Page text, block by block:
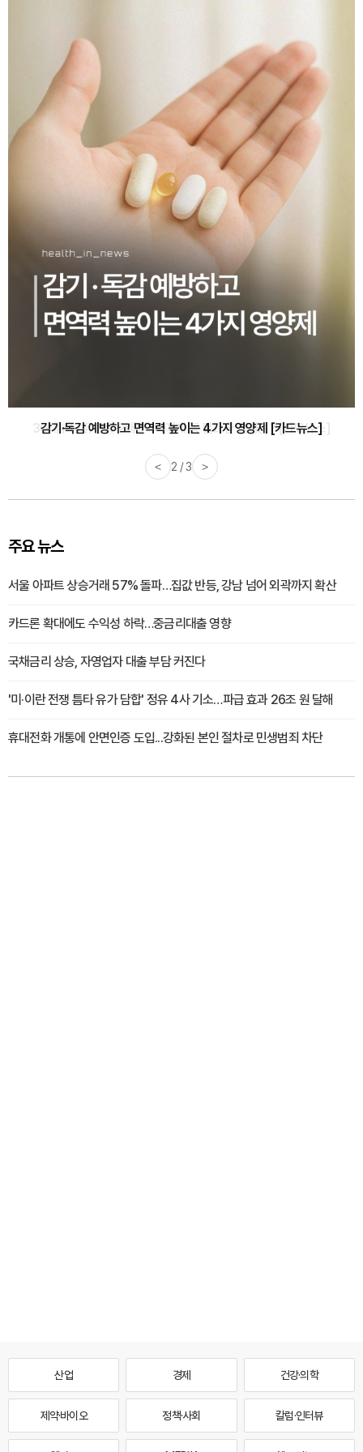
감기·독감 예방하고 면역력 높이는 4가지 영양제 [카드뉴스]
< 3 / 3 >
주요 뉴스
서울 아파트 상승거래 57% 돌파…집값 반등, 강남 넘어 외곽까지 확산
카드론 확대에도 수익성 하락…중금리대출 영향
국채금리 상승, 자영업자 대출 부담 커진다
'미·이란 전쟁 틈타 유가 담합' 정유 4사 기소…파급 효과 26조 원 달해
휴대전화 개통에 안면인증 도입...강화된 본인 절차로 민생범죄 차단
산업 경제 건강·의학
제약·바이오 정책·사회 칼럼·인터뷰